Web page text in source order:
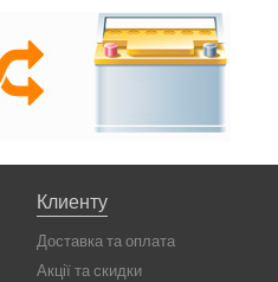
Клиенту
Доставка та оплата
Акції та скидки